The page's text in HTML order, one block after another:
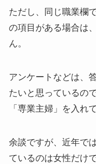
ただし、同じ職業欄
の項目がある場合は
ん。
アンケートなどは、
たいと思っているの
「専業主婦」を入れ
余談ですが、近年で
ているのは女性だけ